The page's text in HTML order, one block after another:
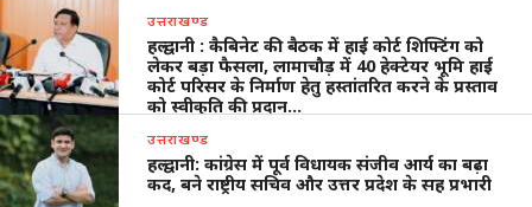
उत्तराखण्ड
हल्द्वानी : कैबिनेट की बैठक में हाई कोर्ट शिफ्टिंग को
लेकर बड़ा फैसला, लामाचौड़ में 40 हेक्टेयर भूमि हाई
कोर्ट परिसर के निर्माण हेतु हस्तांतरित करने के प्रस्ताव
को स्वीकृति की प्रदान…
उत्तराखण्ड
हल्द्वानी: कांग्रेस में पूर्व विधायक संजीव आर्य का बढ़ा
कद, बने राष्ट्रीय सचिव और उत्तर प्रदेश के सह प्रभारी